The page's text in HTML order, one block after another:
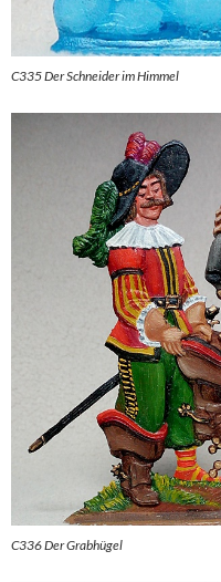
C335 Der Schneider im Himmel
C336 Der Grabhügel